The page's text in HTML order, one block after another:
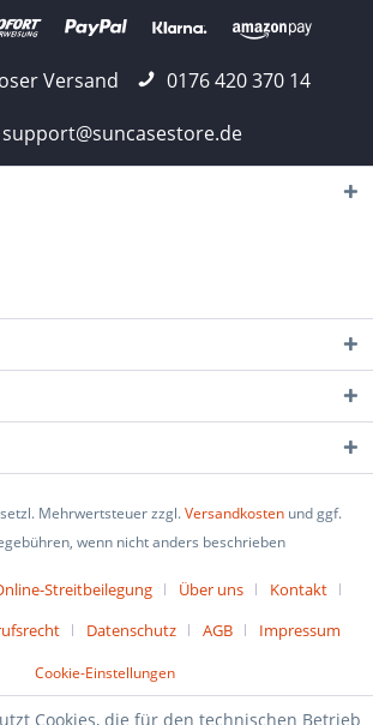
Versand
0176 420 370 14
support@suncasestore.de
Mehrwertsteuer zzgl.Versandkosten und ggf.
wenn nicht anders beschrieben
Streitbeilegung Über uns
Kontakt
Datenschutz AGB Impressum
Cookie-Einstellungen
Cookies, die für den technischen Betrieb